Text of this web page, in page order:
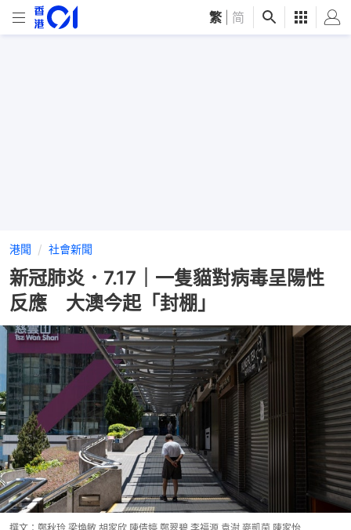
繁 简
港聞 社會新聞
新冠肺炎．7.17｜一隻貓對病毒呈陽性
反應 大澳今起「封棚」
撰文： 鄭秋玲 梁煥敏 胡家欣 陳倩婷 鄭翠碧 李福源 袁澍 麥凱茵 陳家怡